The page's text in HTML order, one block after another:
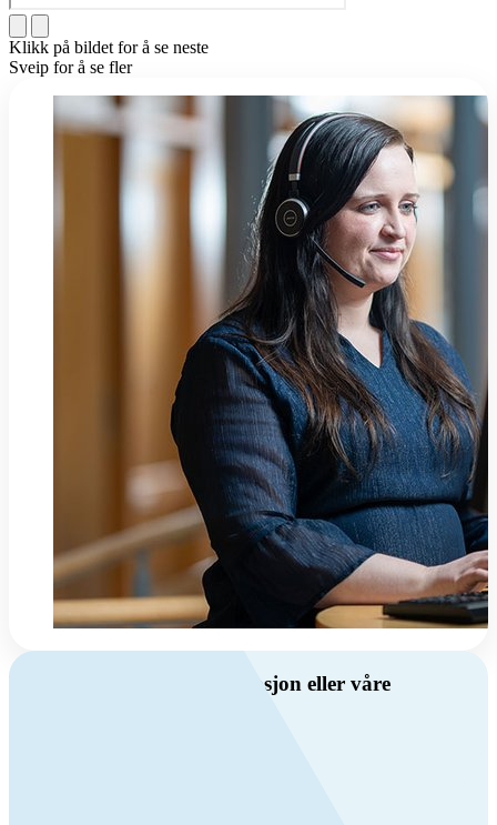
Klikk på bildet for å se neste
Sveip for å se fler
Har du spørsmål om ventilasjon eller våre